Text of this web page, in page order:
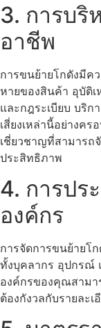
3. การบริ
อาชีพ
การขนย้ายโกดังมีค
หายของสินค้า อุบัติ
และกฎระเบียบ บริก
เสี่ยงเหล่านี้อย่างค
เชี่ยวชาญที่สามารถ
ประสิทธิภาพ
4. การปร
องค์กร
การจัดการขนย้ายโ
ทั้งบุคลากร อุปกรณ์
องค์กรของคุณสามา
ต้องกังวลกับรายละ